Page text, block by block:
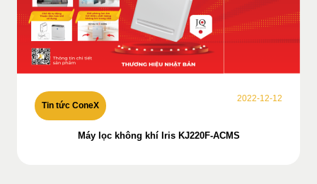
Tin tức ConeX
2022-12-12
Máy lọc không khí Iris KJ220F-ACMS